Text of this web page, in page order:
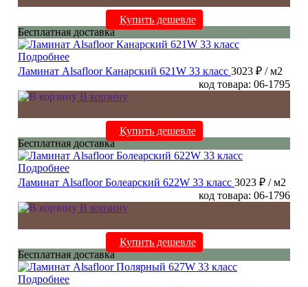
Купить дешевле
Бесплатная доставка
Подробнее
Ламинат Alsafloor Канарский 621W 33 класс 3023 ₽ / м2
код товара: 06-1795
В корзину
Купить дешевле
Бесплатная доставка
Подробнее
Ламинат Alsafloor Болеарский 622W 33 класс 3023 ₽ / м2
код товара: 06-1796
В корзину
Купить дешевле
Бесплатная доставка
Подробнее